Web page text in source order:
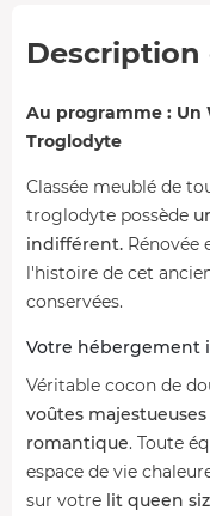
Au programme : Un
Troglodyte
Classée meublé de
troglodyte possède
indifférent. Rénovée
l'histoire de cet
conservées.
Votre hébergement
Véritable cocon de
voûtes majestueuses
romantique. Toute
espace de vie
sur votre lit queen